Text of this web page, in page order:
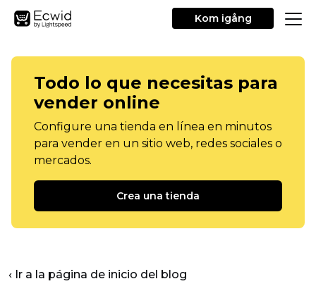
Kom igång
Todo lo que necesitas para
vender online
Configure una tienda en línea en minutos
para vender en un sitio web, redes sociales o
mercados.
Crea una tienda
‹ Ir a la página de inicio del blog